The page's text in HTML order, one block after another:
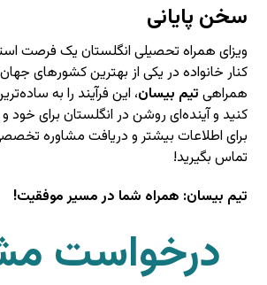
سخن پایانی
ویزای همراه تحصیلی انگلستان یک فرصت
کنار خانواده در یکی از بهترین کشورهای
همراهی تیم بیسان، این فرآیند را به
کنید و آینده‌ای روشن در انگلستان برای خود و
برای اطلاعات بیشتر و دریافت مشاوره
تماس بگیرید!
تیم بیسان: همراه شما در مسیر موفقیت!
درخواست